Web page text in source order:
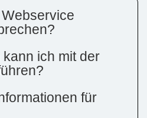
ich mit der
für